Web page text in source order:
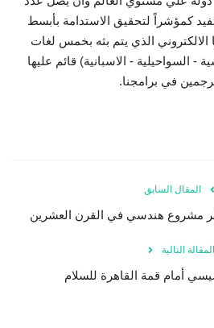
لنحو ١١٥٠٠ مستفيد كمؤشراً لتحقيق الاستدامة بأبسط
الالكتروني الذي يتم بثه بخمس لغات
- السواحيلية - الاسبانية) قائم عليها
المقال السابق
مشروع هندسي في القرن العشرين
المقالة التالية
أمام قمة القاهرة للسلام